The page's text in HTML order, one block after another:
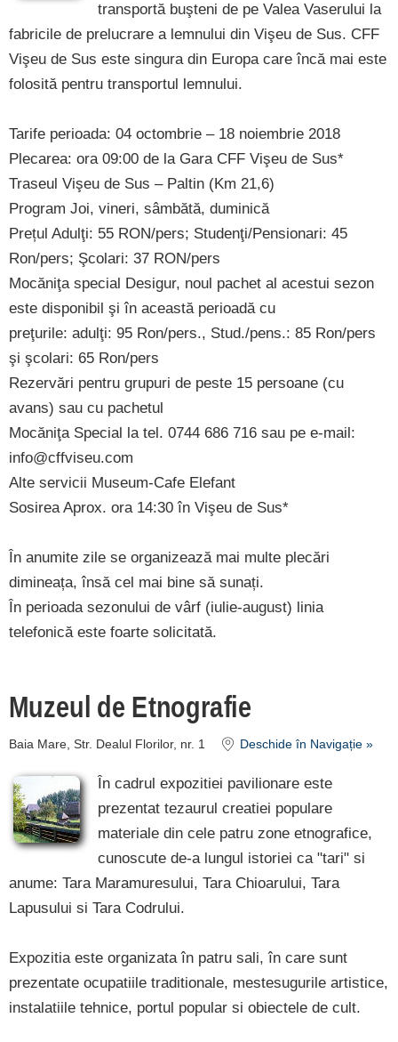
transportă buşteni de pe Valea Vaserului la
fabricile de prelucrare a lemnului din Vişeu de Sus. CFF
Vişeu de Sus este singura din Europa care încă mai este
folosită pentru transportul lemnului.
Tarife perioada: 04 octombrie – 18 noiembrie 2018
Plecarea: ora 09:00 de la Gara CFF Vişeu de Sus*
Traseul Vişeu de Sus – Paltin (Km 21,6)
Program Joi, vineri, sâmbătă, duminică
Prețul Adulţi: 55 RON/pers; Studenţi/Pensionari: 45
Ron/pers; Şcolari: 37 RON/pers
Mocăniţa special Desigur, noul pachet al acestui sezon
este disponibil şi în această perioadă cu
preţurile: adulţi: 95 Ron/pers., Stud./pens.: 85 Ron/pers
şi şcolari: 65 Ron/pers
Rezervări pentru grupuri de peste 15 persoane (cu
avans) sau cu pachetul
Mocăniţa Special la tel. 0744 686 716 sau pe e-mail:
info@cffviseu.com
Alte servicii Museum-Cafe Elefant
Sosirea Aprox. ora 14:30 în Vişeu de Sus*
În anumite zile se organizează mai multe plecări
dimineața, însă cel mai bine să sunați.
În perioada sezonului de vârf (iulie-august) linia
telefonică este foarte solicitată.
Muzeul de Etnografie
Baia Mare, Str. Dealul Florilor, nr. 1 Deschide în Navigație »
În cadrul expozitiei pavilionare este
prezentat tezaurul creatiei populare
materiale din cele patru zone etnografice,
cunoscute de-a lungul istoriei ca "tari" si
anume: Tara Maramuresului, Tara Chioarului, Tara
Lapusului si Tara Codrului.
Expozitia este organizata în patru sali, în care sunt
prezentate ocupatiile traditionale, mestesugurile artistice,
instalatiile tehnice, portul popular si obiectele de cult.